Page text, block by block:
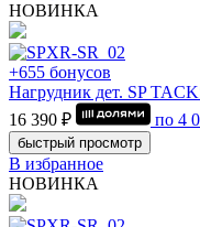
НОВИНКА
+655 бонусов
Нагрудник дет. SP
16 390 ₽
по 4
быстрый просмотр
В избранное
НОВИНКА